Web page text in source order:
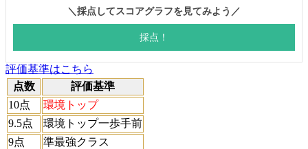
評価基準はこちら
点数
評価基準
10点
環境トップ
9.5点
環境トップ一歩手前
9点
準最強クラス